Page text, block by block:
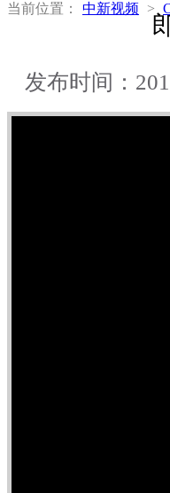
当前位置： 中新视频 >
发布时间：